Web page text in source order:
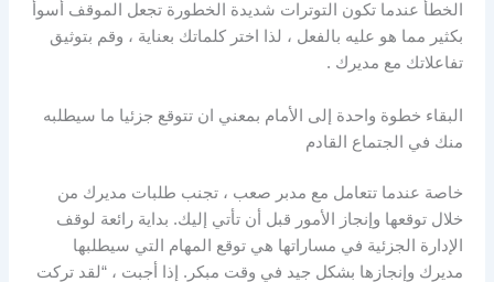
الخطأ عندما تكون التوترات شديدة الخطورة تجعل الموقف أسوأ
بكثير مما هو عليه بالفعل ، لذا اختر كلماتك بعناية ، وقم بتوثيق
تفاعلاتك مع مديرك .
البقاء خطوة واحدة إلى الأمام بمعني ان تتوقع جزئيا ما سيطلبه
منك في الجتماع القادم
خاصة عندما تتعامل مع مدبر صعب ، تجنب طلبات مديرك من
خلال توقعها وإنجاز الأمور قبل أن تأتي إليك. بداية رائعة لوقف
الإدارة الجزئية في مساراتها هي توقع المهام التي سيطلبها
مديرك وإنجازها بشكل جيد في وقت مبكر. إذا أجبت ، “لقد تركت